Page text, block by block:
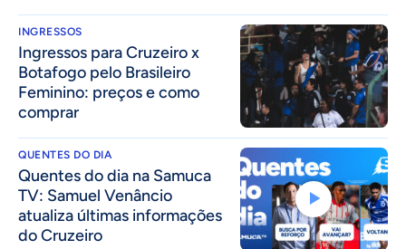
INGRESSOS
Ingressos para Cruzeiro x
Botafogo pelo Brasileiro
Feminino: preços e como
comprar
QUENTES DO DIA
Quentes do dia na Samuca
TV: Samuel Venâncio
atualiza últimas informações
do Cruzeiro